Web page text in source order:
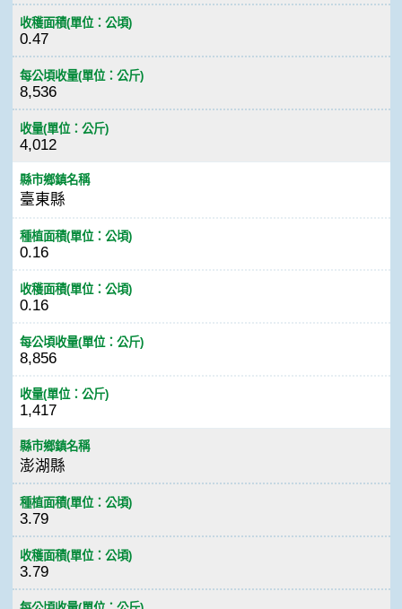
收穫面積(單位：公頃)
0.47
每公頃收量(單位：公斤)
8,536
收量(單位：公斤)
4,012
縣市鄉鎮名稱
臺東縣
種植面積(單位：公頃)
0.16
收穫面積(單位：公頃)
0.16
每公頃收量(單位：公斤)
8,856
收量(單位：公斤)
1,417
縣市鄉鎮名稱
澎湖縣
種植面積(單位：公頃)
3.79
收穫面積(單位：公頃)
3.79